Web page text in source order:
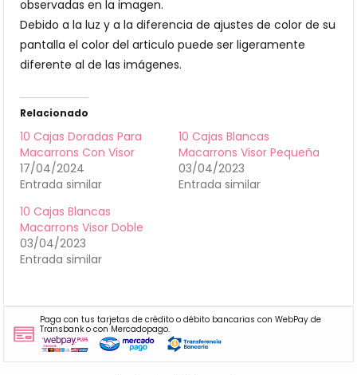
observadas en la imagen.
Debido a la luz y a la diferencia de ajustes de color de su
pantalla el color del articulo puede ser ligeramente
diferente al de las imágenes.
Relacionado
10 Cajas Doradas Para
Macarrons Con Visor
17/04/2024
Entrada similar
10 Cajas Blancas
Macarrons Visor Pequeña
03/04/2023
Entrada similar
10 Cajas Blancas
Macarrons Visor Doble
03/04/2023
Entrada similar
Paga con tus tarjetas de crédito o débito bancarias con WebPay de
Transbank o con Mercadopago.